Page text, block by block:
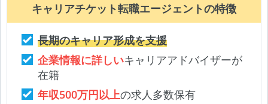
キャリアチケット転職エージェントの特徴
長期のキャリア形成を支援
企業情報に詳しいキャリアアドバイザーが
在籍
年収500万円以上の求人多数保有